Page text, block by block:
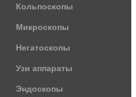
Кольпоскопы
Микроскопы
Негатоскопы
Узи аппараты
Эндоскопы